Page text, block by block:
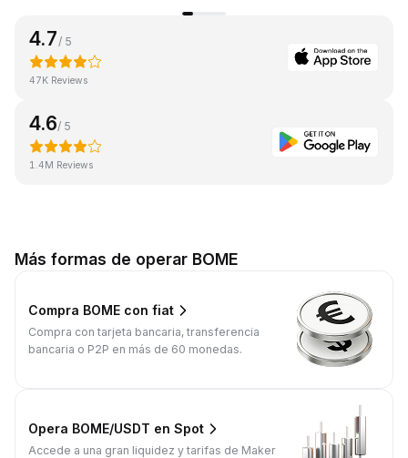
4.7 / 5
47K Reviews
4.6/ 5
1.4M Reviews
Más formas de operar BOME
Compra BOME con fiat
Compra con tarjeta bancaria, transferencia
bancaria o P2P en más de 60 monedas.
Opera BOME/USDT en Spot
Accede a una gran liquidez y tarifas de Maker